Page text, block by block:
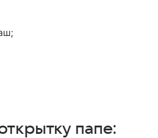
папе: